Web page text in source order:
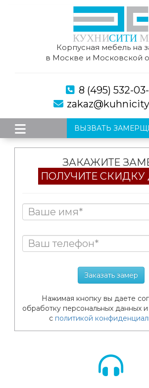
Корпусная мебель на
в Москве и Московской
8 (495) 532-
ВЫЗВАТЬ
ЗАКАЖИТЕ
ПОЛУЧИТЕ СКИДКУ
Нажимая кнопку вы даете
обработку персональных данных
с политикой